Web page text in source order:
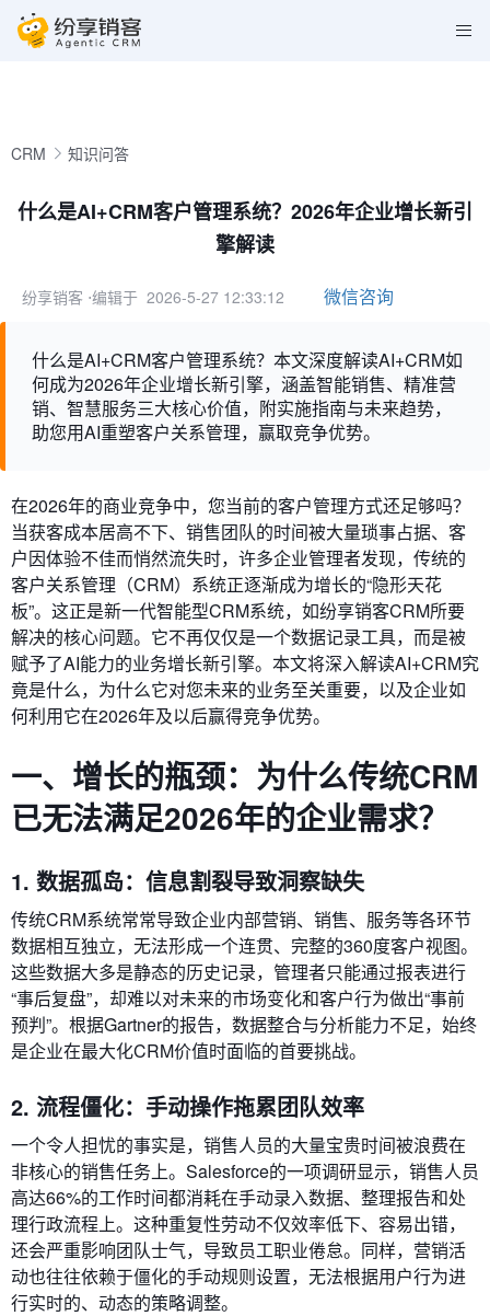
CRM 知识问答
什么是AI+CRM客户管理系统？2026年企业增长新引
擎解读
纷享销客 ⋅编辑于 2026-5-27 12:33:12 微信咨询
什么是AI+CRM客户管理系统？本文深度解读AI+CRM如
何成为2026年企业增长新引擎，涵盖智能销售、精准营
销、智慧服务三大核心价值，附实施指南与未来趋势，
助您用AI重塑客户关系管理，赢取竞争优势。
在2026年的商业竞争中，您当前的客户管理方式还足够吗？
当获客成本居高不下、销售团队的时间被大量琐事占据、客
户因体验不佳而悄然流失时，许多企业管理者发现，传统的
客户关系管理（CRM）系统正逐渐成为增长的“隐形天花
板”。这正是新一代智能型CRM系统，如纷享销客CRM所要
解决的核心问题。它不再仅仅是一个数据记录工具，而是被
赋予了AI能力的业务增长新引擎。本文将深入解读AI+CRM究
竟是什么，为什么它对您未来的业务至关重要，以及企业如
何利用它在2026年及以后赢得竞争优势。
一、增长的瓶颈：为什么传统CRM
已无法满足2026年的企业需求？
1. 数据孤岛：信息割裂导致洞察缺失
传统CRM系统常常导致企业内部营销、销售、服务等各环节
数据相互独立，无法形成一个连贯、完整的360度客户视图。
这些数据大多是静态的历史记录，管理者只能通过报表进行
“事后复盘”，却难以对未来的市场变化和客户行为做出“事前
预判”。根据Gartner的报告，数据整合与分析能力不足，始终
是企业在最大化CRM价值时面临的首要挑战。
2. 流程僵化：手动操作拖累团队效率
一个令人担忧的事实是，销售人员的大量宝贵时间被浪费在
非核心的销售任务上。Salesforce的一项调研显示，销售人员
高达66%的工作时间都消耗在手动录入数据、整理报告和处
理行政流程上。这种重复性劳动不仅效率低下、容易出错，
还会严重影响团队士气，导致员工职业倦怠。同样，营销活
动也往往依赖于僵化的手动规则设置，无法根据用户行为进
行实时的、动态的策略调整。